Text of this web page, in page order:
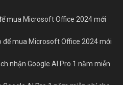
mua Microsoft Office 2024 mới
để mua Microsoft Office 2024 mới
nhận Google AI Pro 1 năm miễn